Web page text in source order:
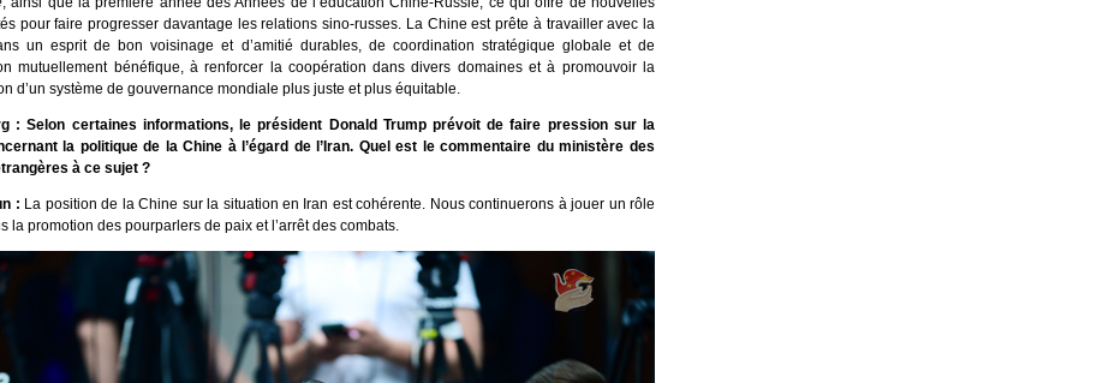
pour faire progresser davantage les relations sino-russes. La Chine est prête à travailler avec la
un esprit de bon voisinage et d’amitié durables, de coordination stratégique globale et de
mutuellement bénéfique, à renforcer la coopération dans divers domaines et à promouvoir la
d’un système de gouvernance mondiale plus juste et plus équitable.
: Selon certaines informations, le président Donald Trump prévoit de faire pression sur la
la politique de la Chine à l’égard de l’Iran. Quel est le commentaire du ministère des
à ce sujet ?
: La position de la Chine sur la situation en Iran est cohérente. Nous continuerons à jouer un rôle
la promotion des pourparlers de paix et l’arrêt des combats.